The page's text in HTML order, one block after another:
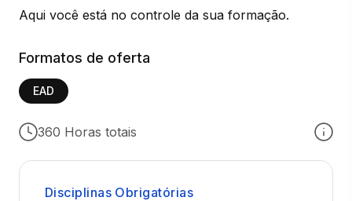
Aqui você está no controle da sua formação.
Formatos de oferta
EAD
360 Horas totais
Disciplinas Obrigatórias